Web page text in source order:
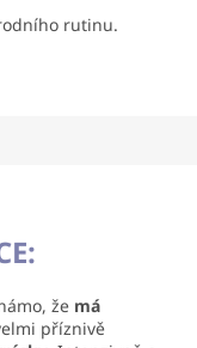
rutinu.
že má
příznivě